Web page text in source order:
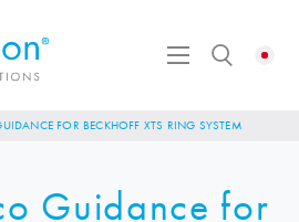
FOR BECKHOFF XTS RING SYSTEM
Guidance for